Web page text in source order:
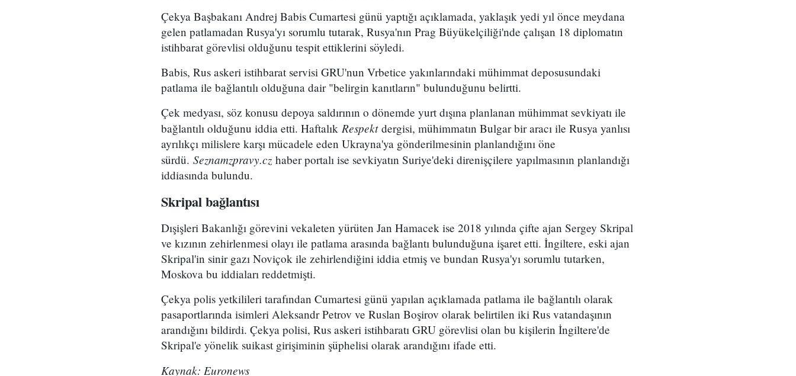
Çekya Başbakanı Andrej Babis Cumartesi günü yaptığı açıklamada, yaklaşık yedi yıl önce meydana
gelen patlamadan Rusya'yı sorumlu tutarak, Rusya'nın Prag Büyükelçiliği'nde çalışan 18 diplomatın
istihbarat görevlisi olduğunu tespit ettiklerini söyledi.
Babis, Rus askeri istihbarat servisi GRU'nun Vrbetice yakınlarındaki mühimmat deposusundaki
patlama ile bağlantılı olduğuna dair "belirgin kanıtların" bulunduğunu belirtti.
Çek medyası, söz konusu depoya saldırının o dönemde yurt dışına planlanan mühimmat sevkiyatı ile
bağlantılı olduğunu iddia etti. Haftalık Respektdergisi, mühimmatın Bulgar bir aracı ile Rusya yanlısı
ayrılıkçı milislere karşı mücadele eden Ukrayna'ya gönderilmesinin planlandığını öne
sürdü. Seznamzpravy.cz haber portalı ise sevkiyatın Suriye'deki direnişçilere yapılmasının planlandığı
iddiasında bulundu.
Skripal bağlantısı
Dışişleri Bakanlığı görevini vekaleten yürüten Jan Hamacek ise 2018 yılında çifte ajan Sergey Skripal
ve kızının zehirlenmesi olayı ile patlama arasında bağlantı bulunduğuna işaret etti. İngiltere, eski ajan
Skripal'in sinir gazı Noviçok ile zehirlendiğini iddia etmiş ve bundan Rusya'yı sorumlu tutarken,
Moskova bu iddiaları reddetmişti.
Çekya polis yetkilileri tarafından Cumartesi günü yapılan açıklamada patlama ile bağlantılı olarak
pasaportlarında isimleri Aleksandr Petrov ve Ruslan Boşirov olarak belirtilen iki Rus vatandaşının
arandığını bildirdi. Çekya polisi, Rus askeri istihbaratı GRU görevlisi olan bu kişilerin İngiltere'de
Skripal'e yönelik suikast girişiminin şüphelisi olarak arandığını ifade etti.
Kaynak: Euronews